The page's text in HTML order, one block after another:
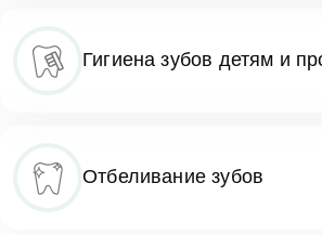
Гигиена зубов детям и
Отбеливание зубов